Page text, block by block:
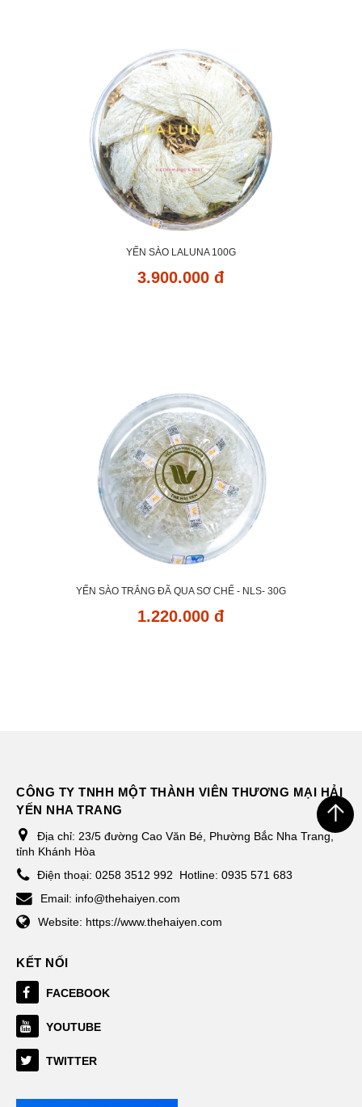
YẾN SÀO LALUNA 100G
3.900.000 đ
YẾN SÀO TRẮNG ĐÃ QUA SƠ CHẾ - NLS- 30G
1.220.000 đ
CÔNG TY TNHH MỘT THÀNH VIÊN THƯƠNG MẠI HẢI
YẾN NHA TRANG
Địa chỉ: 23/5 đường Cao Văn Bé, Phường Bắc Nha Trang,
tỉnh Khánh Hòa
Điện thoại: 0258 3512 992
Hotline: 0935 571 683
Email: info@thehaiyen.com
Website: https://www.thehaiyen.com
KẾT NỐI
FACEBOOK
YOUTUBE
TWITTER